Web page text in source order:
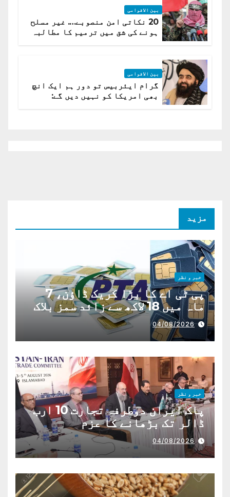
بین الاقوامی
20 نکاتی امن منصوبے…. غیر مسلح
ہونے کی شق میں ترمیم کا مطالبہ
بین الاقوامی
گرام ایئربیس تو دور ہم ایک انچ
بھی امریکا کو نہیں دیں گے:
مزید
خبر و نظر
پی ٹی اے کا بڑا کریک ڈاؤن، 7
ماہ میں 18 لاکھ سے زائد سمز بلاک
04/08/2026
خبر و نظر
پاک ایران دوطرفہ تجارت 10 ارب
ڈالر تک بڑھانے کا عزم
04/08/2026